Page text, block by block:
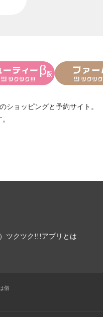
のショッピングと予約サイト。
ツクツク!!!アプリとは
個